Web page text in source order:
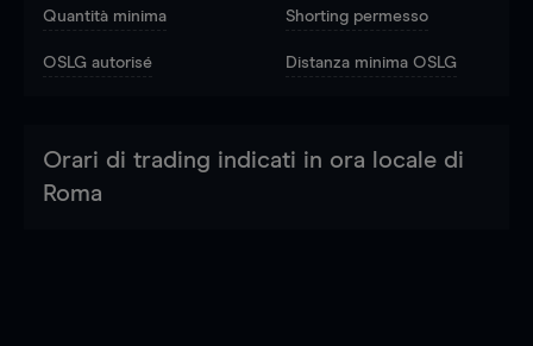
Quantità minima Shorting permesso
OSLG autorisé Distanza minima OSLG
Orari di trading indicati in ora locale di
Roma